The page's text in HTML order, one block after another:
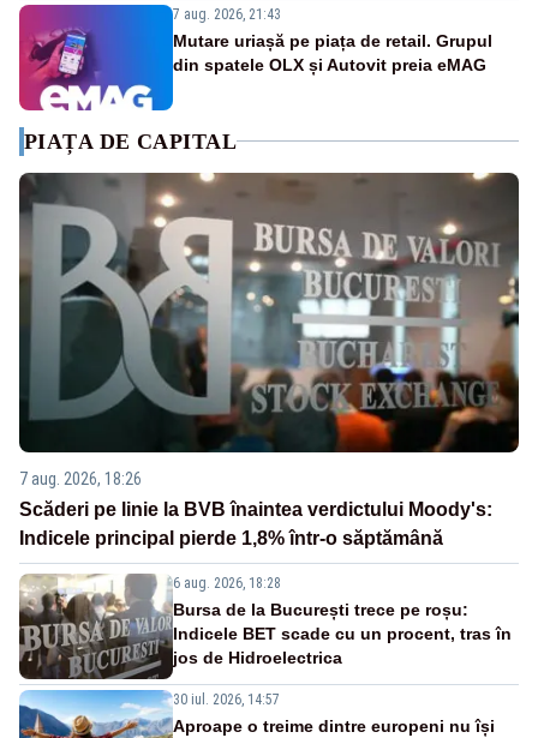
7 aug. 2026, 21:43
Mutare uriașă pe piața de retail. Grupul
din spatele OLX și Autovit preia eMAG
PIAȚA DE CAPITAL
7 aug. 2026, 18:26
Scăderi pe linie la BVB înaintea verdictului Moody's:
Indicele principal pierde 1,8% într-o săptămână
6 aug. 2026, 18:28
Bursa de la București trece pe roșu:
Indicele BET scade cu un procent, tras în
jos de Hidroelectrica
30 iul. 2026, 14:57
Aproape o treime dintre europeni nu își